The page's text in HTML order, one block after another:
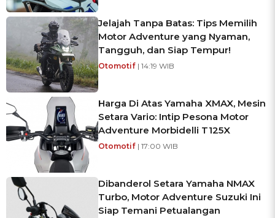
Jelajah Tanpa Batas: Tips Memilih
Motor Adventure yang Nyaman,
Tangguh, dan Siap Tempur!
Otomotif | 14:19 WIB
Harga Di Atas Yamaha XMAX, Mesin
Setara Vario: Intip Pesona Motor
Adventure Morbidelli T125X
Otomotif | 17:00 WIB
Dibanderol Setara Yamaha NMAX
Turbo, Motor Adventure Suzuki Ini
Siap Temani Petualangan